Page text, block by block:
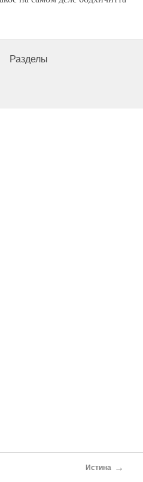
Разделы
Истина →